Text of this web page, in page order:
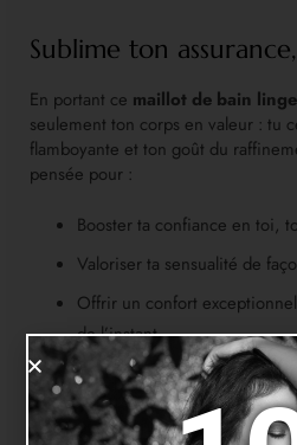
Sublime ton
En portant ce maillot de bain
seulement ton corps en valeur : tu
flamboyante et ton goût du
pensée pour :
Booster ta confiance en toi,
Valoriser ta sensualité de
Offrir un confort
de l’instant
Exprimer ta féminité
Que tu te réserves ce moment